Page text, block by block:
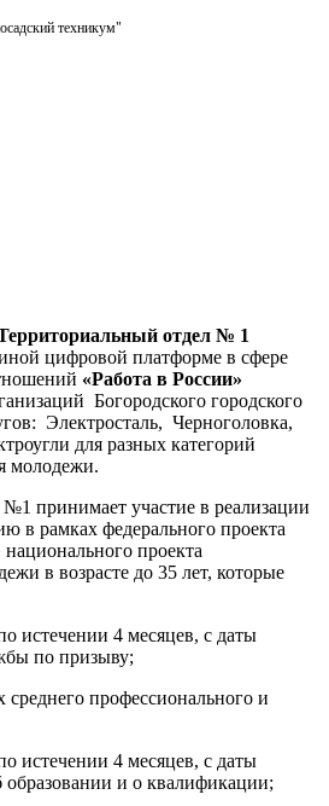
техникум"
отдел № 1
цифровой платформе в сфере
«Работа в России»
Богородского городского
Электросталь, Черноголовка,
для разных категорий
молодежи.
принимает участие в реализации
в рамках федерального проекта
проекта
в возрасте до 35 лет, которые
истечении 4 месяцев, с даты
по призыву;
профессионального и
истечении 4 месяцев, с даты
и о квалификации;